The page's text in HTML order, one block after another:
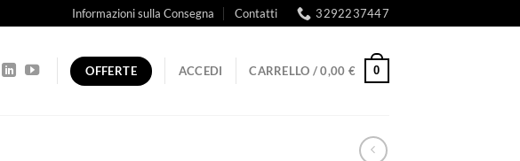
Informazioni sulla Consegna Contatti 3292237447
OFFERTE ACCEDI CARRELLO /0,00 € 0